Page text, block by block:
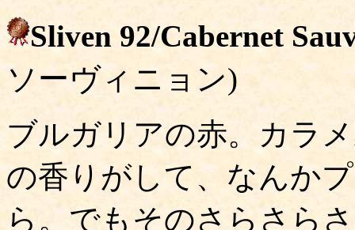
Sliven 92/Cabernet
ソーヴィニョン)
ブルガリアの赤。カラ
の香りがして、なんか
ら。でもそのさらさら